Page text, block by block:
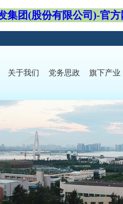
集团(股份有限公司)-官
关于我们 党务思政 旗下产业